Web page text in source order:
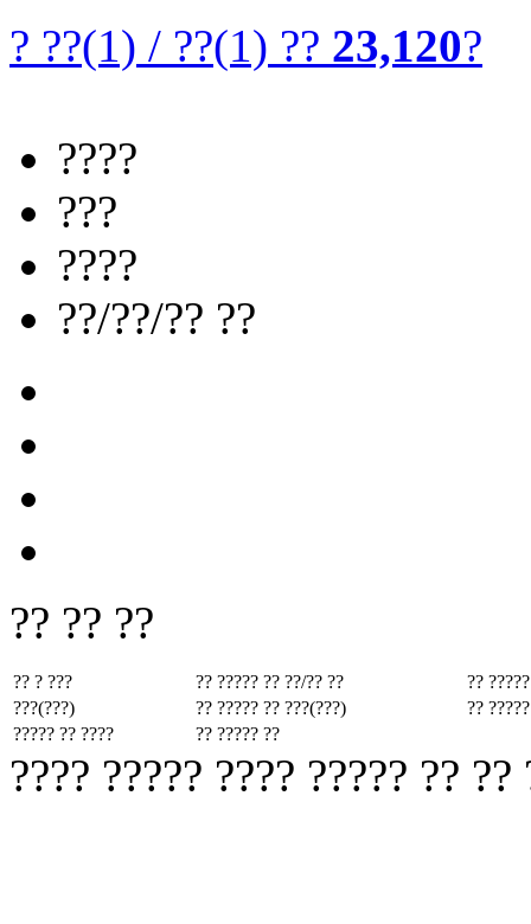
? ??(1) / ??(1) ?? 23,120?
????
???
????
??/??/?? ??
?? ?? ??
?? ? ??? ?? ????? ?? ??/?? ??
??
???(???)
?? ????? ?? ???(???)
??
????? ?? ????
?? ????? ??
???? ????? ???? ????? ??